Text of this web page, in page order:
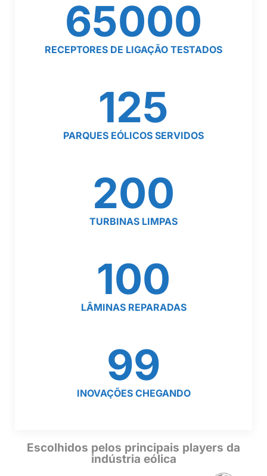
65000
RECEPTORES DE LIGAÇÃO TESTADOS
125
PARQUES EÓLICOS SERVIDOS
200
TURBINAS LIMPAS
100
LÂMINAS REPARADAS
99
INOVAÇÕES CHEGANDO
Escolhidos pelos principais players da
indústria eólica